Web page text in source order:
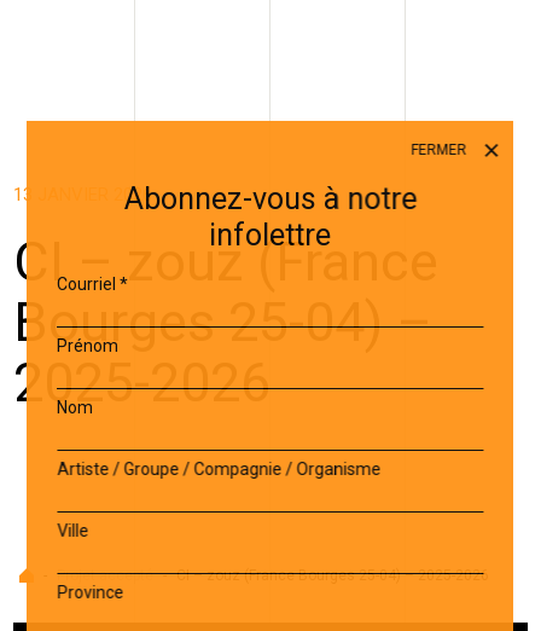
13 JANVIER 2026
CI – zouz (France
Bourges 25-04) –
2025-2026
AccueilProjet accepté - CI – zouz (France Bourges 25-04) – 2025-2026
FERMER
Abonnez-vous à notre
infolettre
Courriel*
Prénom
Nom
Artiste / Groupe / Compagnie / Organisme
Ville
Province